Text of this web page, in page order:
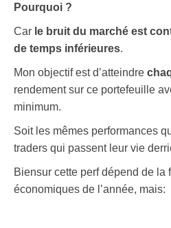
Pourquoi ?
Car le bruit du marché est
de temps inférieures.
Mon objectif est d’atteindre
rendement sur ce portefeuille
minimum.
Soit les mêmes performances
traders qui passent leur vie
Biensur cette perf dépend de la
économiques de l’année, mais: